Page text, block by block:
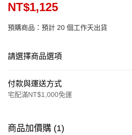
NT$1,125
預購商品：預計 20 個工作天出貨
請選擇商品選項
付款與運送方式
宅配滿NT$1,000免運
信用卡一次付款
商品加價購 (1)